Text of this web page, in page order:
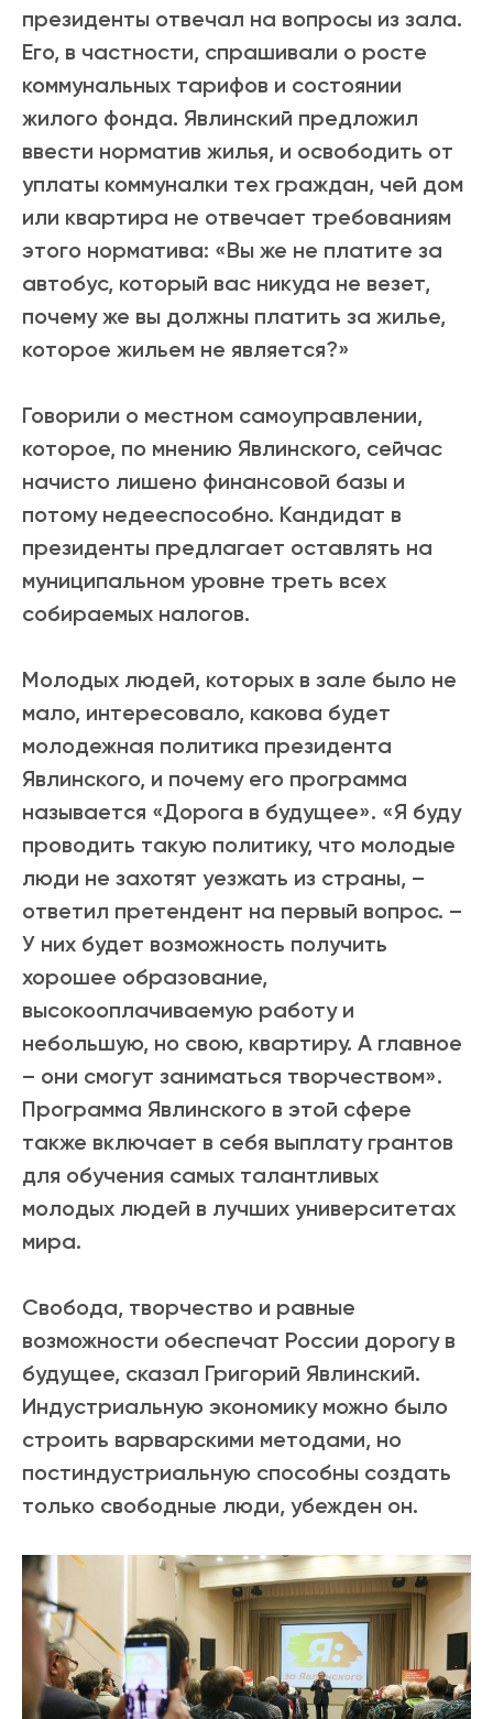
президенты отвечал на вопросы из зала.
Его, в частности, спрашивали о росте
коммунальных тарифов и состоянии
жилого фонда. Явлинский предложил
ввести норматив жилья, и освободить от
уплаты коммуналки тех граждан, чей дом
или квартира не отвечает требованиям
этого норматива: «Вы же не платите за
автобус, который вас никуда не везет,
почему же вы должны платить за жилье,
которое жильем не является?»
Говорили о местном самоуправлении,
которое, по мнению Явлинского, сейчас
начисто лишено финансовой базы и
потому недееспособно. Кандидат в
президенты предлагает оставлять на
муниципальном уровне треть всех
собираемых налогов.
Молодых людей, которых в зале было не
мало, интересовало, какова будет
молодежная политика президента
Явлинского, и почему его программа
называется «Дорога в будущее». «Я буду
проводить такую политику, что молодые
люди не захотят уезжать из страны, –
ответил претендент на первый вопрос. –
У них будет возможность получить
хорошее образование,
высокооплачиваемую работу и
небольшую, но свою, квартиру. А главное
– они смогут заниматься творчеством».
Программа Явлинского в этой сфере
также включает в себя выплату грантов
для обучения самых талантливых
молодых людей в лучших университетах
мира.
Свобода, творчество и равные
возможности обеспечат России дорогу в
будущее, сказал Григорий Явлинский.
Индустриальную экономику можно было
строить варварскими методами, но
постиндустриальную способны создать
только свободные люди, убежден он.